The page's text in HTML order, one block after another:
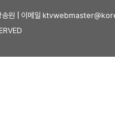
송원 | 이메일